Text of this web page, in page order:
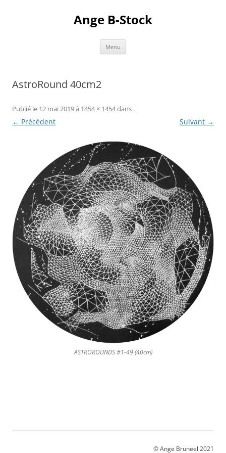
Ange B-Stock
Menu
AstroRound 40cm2
Publié le 12 mai 2019à 1454 × 1454dans .
← Précédent Suivant →
ASTROROUNDS #1-49 (40cm)